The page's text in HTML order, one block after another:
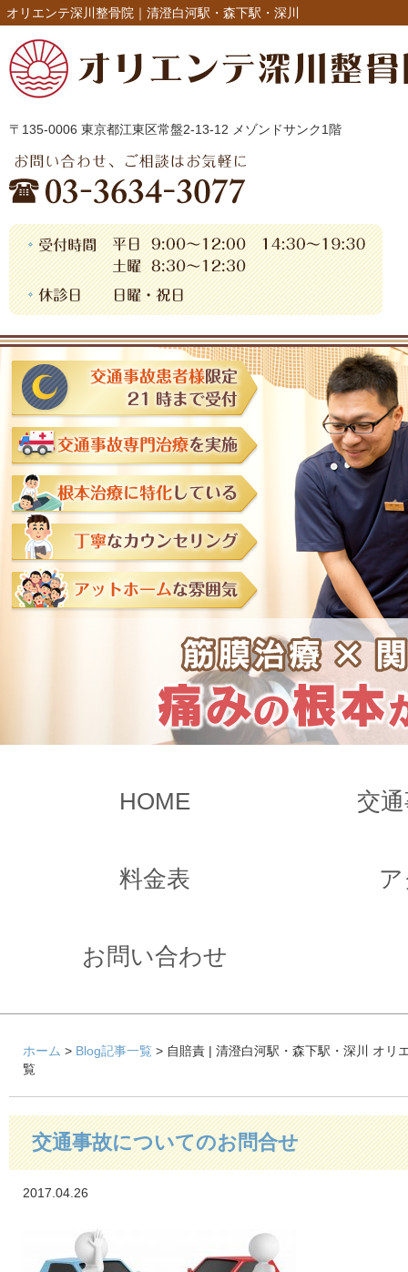
オリエンテ深川整骨院｜清澄白河駅・森下駅・深川
〒135-0006 東京都江東区常盤2-13-12 メゾンドサンク1階
HOME 交
料金表
お問い合わせ
ホーム > Blog記事一覧 > 自賠責 | 清澄白河駅・森下駅・深川 オリ
覧
交通事故についてのお問合せ
2017.04.26